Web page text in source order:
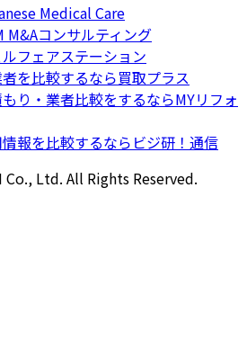
Medical Care
M&Aコンサルティング
ルフェアステーション
を比較するなら買取プラス
り・業者比較をするならMYリフォ
報を比較するならビジ研！通信
Ltd. All Rights Reserved.